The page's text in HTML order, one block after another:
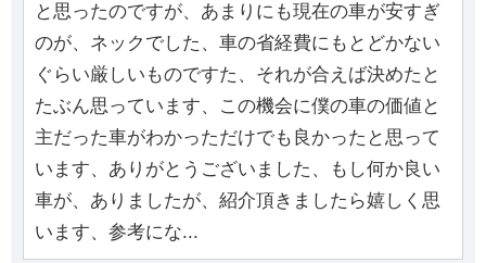
と思ったのですが、あまりにも現在の車が安すぎ
のが、ネックでした、車の省経費にもとどかない
ぐらい厳しいものですた、それが合えば決めたと
たぶん思っています、この機会に僕の車の価値と
主だった車がわかっただけでも良かったと思って
います、ありがとうございました、もし何か良い
車が、ありましたが、紹介頂きましたら嬉しく思
います、参考にな...